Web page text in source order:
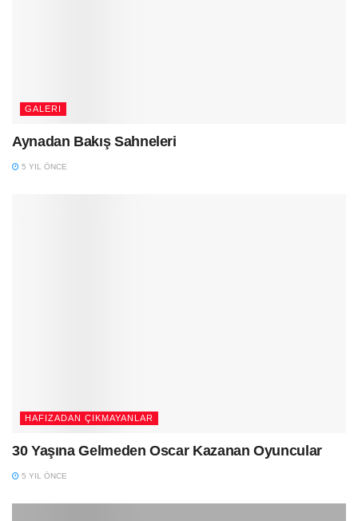
GALERI
Aynadan Bakış Sahneleri
5 YIL ÖNCE
HAFIZADAN ÇIKMAYANLAR
30 Yaşına Gelmeden Oscar Kazanan Oyuncular
5 YIL ÖNCE